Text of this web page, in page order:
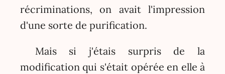
récriminations, on avait l'impression
d'une sorte de purification.
Mais si j'étais surpris de la
modification qui s'était opérée en elle à